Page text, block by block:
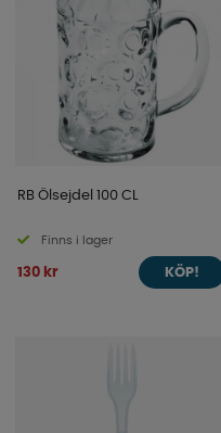
RB Ölsejdel 100 CL
Finns i lager
130 kr KÖP!